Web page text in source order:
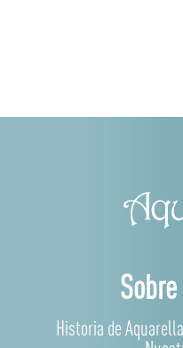
Historia de Aquarella